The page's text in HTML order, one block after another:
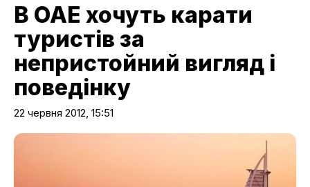
В ОАЕ хочуть карати
туристів за
непристойний вигляд і
поведінку
22 червня 2012, 15:51